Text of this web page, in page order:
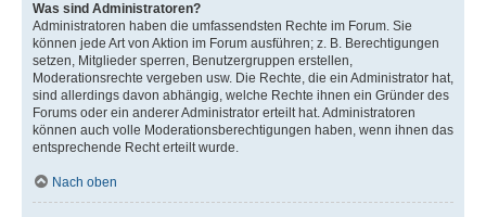
Was sind Administratoren?
Administratoren haben die umfassendsten Rechte im Forum. Sie
können jede Art von Aktion im Forum ausführen; z. B. Berechtigungen
setzen, Mitglieder sperren, Benutzergruppen erstellen,
Moderationsrechte vergeben usw. Die Rechte, die ein Administrator hat,
sind allerdings davon abhängig, welche Rechte ihnen ein Gründer des
Forums oder ein anderer Administrator erteilt hat. Administratoren
können auch volle Moderationsberechtigungen haben, wenn ihnen das
entsprechende Recht erteilt wurde.
Nach oben